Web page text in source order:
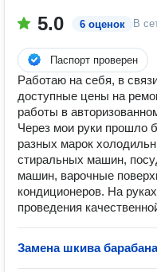
5.0 6 оценок В
Паспорт проверен
Работаю на себя, в
доступные цены на
работы в
Через мои руки прошло
разных марок
стиральных машин,
машин, варочные
кондиционеров. На
проведения
Замена шкива